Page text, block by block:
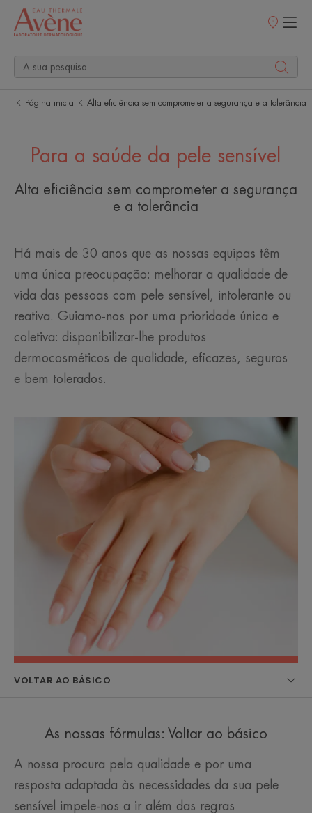
Pontos
Página inicial Alta eficiência sem comprometer a segurança e a tolerância
Para a saúde da pele sensível
Alta eficiência sem comprometer a segurança
e a tolerância
Há mais de 30 anos que as nossas equipas têm
uma única preocupação: melhorar a qualidade de
vida das pessoas com pele sensível, intolerante ou
reativa. Guiamo-nos por uma prioridade única e
coletiva: disponibilizar-lhe produtos
dermocosméticos de qualidade, eficazes, seguros
e bem tolerados.
VOLTAR AO BÁSICO
As nossas fórmulas: Voltar ao básico
A nossa procura pela qualidade e por uma
resposta adaptada às necessidades da sua pele
sensível impele-nos a ir além das regras